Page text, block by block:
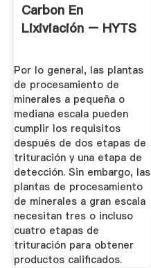
Carbon En
Lixiviación – HYTS
Por lo general, las plantas
de procesamiento de
minerales a pequeña o
mediana escala pueden
cumplir los requisitos
después de dos etapas de
trituración y una etapa de
detección. Sin embargo, las
plantas de procesamiento
de minerales a gran escala
necesitan tres o incluso
cuatro etapas de
trituración para obtener
productos calificados.